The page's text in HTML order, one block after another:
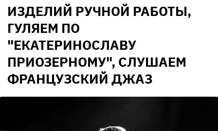
ИЗДЕЛИЙ РУЧНОЙ РАБОТЫ,
ГУЛЯЕМ ПО
"ЕКАТЕРИНОСЛАВУ
ПРИОЗЕРНОМУ", СЛУШАЕМ
ФРАНЦУЗСКИЙ ДЖАЗ